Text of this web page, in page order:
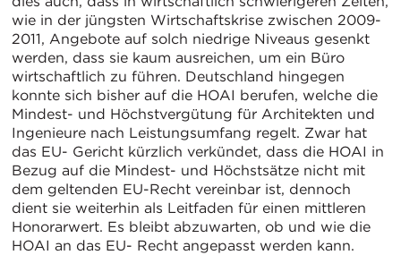
wie in der jüngsten Wirtschaftskrise zwischen 2009-
2011, Angebote auf solch niedrige Niveaus gesenkt
werden, dass sie kaum ausreichen, um ein Büro
wirtschaftlich zu führen. Deutschland hingegen
konnte sich bisher auf die HOAI berufen, welche die
Mindest- und Höchstvergütung für Architekten und
Ingenieure nach Leistungsumfang regelt. Zwar hat
das EU- Gericht kürzlich verkündet, dass die HOAI in
Bezug auf die Mindest- und Höchstsätze nicht mit
dem geltenden EU-Recht vereinbar ist, dennoch
dient sie weiterhin als Leitfaden für einen mittleren
Honorarwert. Es bleibt abzuwarten, ob und wie die
HOAI an das EU- Recht angepasst werden kann.